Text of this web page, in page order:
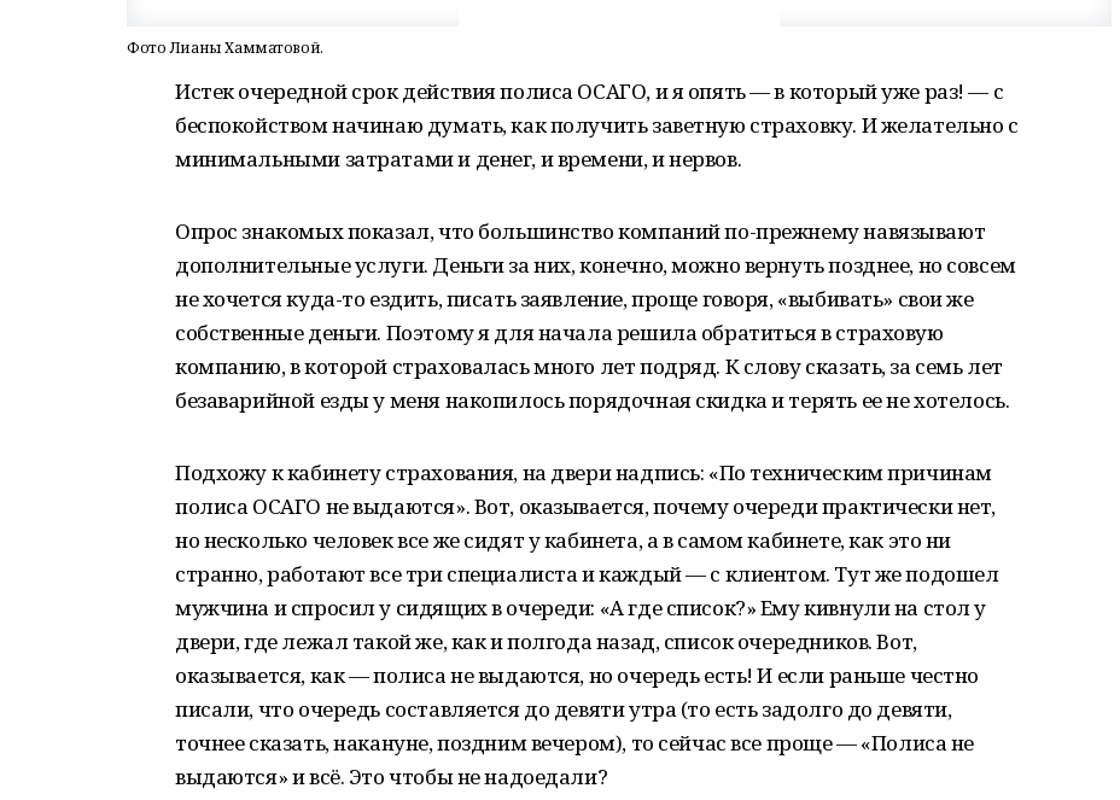
Фото Лианы Хамматовой.
Истек очередной срок действия полиса ОСАГО, и я опять — в который уже раз! — с
беспокойством начинаю думать, как получить заветную страховку. И желательно с
минимальными затратами и денег, и времени, и нервов.
Опрос знакомых показал, что большинство компаний по-прежнему навязывают
дополнительные услуги. Деньги за них, конечно, можно вернуть позднее, но совсем
не хочется куда-то ездить, писать заявление, проще говоря, «выбивать» свои же
собственные деньги. Поэтому я для начала решила обратиться в страховую
компанию, в которой страховалась много лет подряд. К слову сказать, за семь лет
безаварийной езды у меня накопилось порядочная скидка и терять ее не хотелось.
Подхожу к кабинету страхования, на двери надпись: «По техническим причинам
полиса ОСАГО не выдаются». Вот, оказывается, почему очереди практически нет,
но несколько человек все же сидят у кабинета, а в самом кабинете, как это ни
странно, работают все три специалиста и каждый — с клиентом. Тут же подошел
мужчина и спросил у сидящих в очереди: «А где список?» Ему кивнули на стол у
двери, где лежал такой же, как и полгода назад, список очередников. Вот,
оказывается, как — полиса не выдаются, но очередь есть! И если раньше честно
писали, что очередь составляется до девяти утра (то есть задолго до девяти,
точнее сказать, накануне, поздним вечером), то сейчас все проще — «Полиса не
выдаются» и всё. Это чтобы не надоедали?